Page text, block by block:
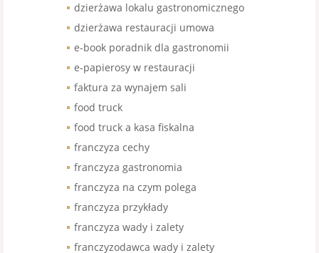
dzierżawa lokalu gastronomicznego
dzierżawa restauracji umowa
e-book poradnik dla gastronomii
e-papierosy w restauracji
faktura za wynajem sali
food truck
food truck a kasa fiskalna
franczyza cechy
franczyza gastronomia
franczyza na czym polega
franczyza przykłady
franczyza wady i zalety
franczyzodawca wady i zalety